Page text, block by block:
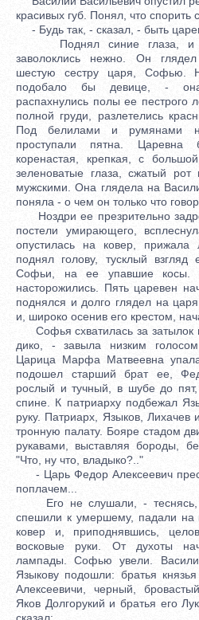
красивых губ. Понял, что спорить
- Будь так, - сказал, - быть
Поднял синие глаза, и
заволоклись нежно. Он
шестую сестру царя, Софью.
подобало бы девице, - она
распахнулись полы ее пестрого
полной груди, разлетелись
Под белилами и румянами
проступали пятна.
коренастая, крепкая, с
зеленоватые глаза, сжатый
мужскими. Она глядела на
поняла - о чем он только что
Ноздри ее презрительно
постели умирающего,
опустилась на ковер,
поднял голову, тусклый взгляд
Софьи, на ее упавшие косы.
насторожились. Пять царевен
поднялся и долго глядел на
и, широко осенив его крестом,
Софья схватилась за затылок
дико, - завыла низким
Царица Марфа Матвеевна
подошел старший брат ее,
рослый и тучный, в шубе до
спине. К патриарху подбежал
руку. Патриарх, Языков,
тронную палату. Бояре стадом
рукавами, выставляя бороды,
"Что, ну что, владыко?.."
- Царь Федор Алексеевич
поплачем...
Его не слушали, - теснясь,
спешили к умершему, падали на
ковер и, приподнявшись,
восковые руки. От духоты
лампады. Софью увели.
Языкову подошли: братья
Алексеевичи, черный,
Яков Долгорукий и братья его
сказал: